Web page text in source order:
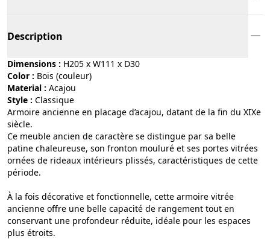
Description
Dimensions : H205 x W111 x D30
Color :
bois (couleur)
Material :
acajou
Style :
classique
Armoire ancienne en placage d’acajou, datant de la fin du XIXe
siècle.
Ce meuble ancien de caractère se distingue par sa belle
patine chaleureuse, son fronton mouluré et ses portes vitrées
ornées de rideaux intérieurs plissés, caractéristiques de cette
période.
À la fois décorative et fonctionnelle, cette armoire vitrée
ancienne offre une belle capacité de rangement tout en
conservant une profondeur réduite, idéale pour les espaces
plus étroits.